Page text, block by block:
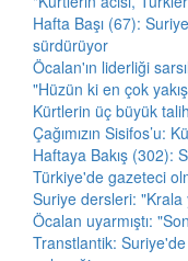
Hafta Başı (67):
sürdürüyor
Öcalan'ın liderliği
"Hüzün ki en çok
Kürtlerin üç büyük
Çağımızın Sisifos’u:
Haftaya Bakış (302):
Türkiye'de gazeteci
Suriye dersleri: "Krala
Öcalan uyarmıştı:
Transtlantik: